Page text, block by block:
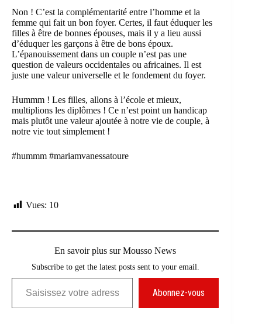
Non ! C’est la complémentarité entre l’homme et la
femme qui fait un bon foyer. Certes, il faut éduquer les
filles à être de bonnes épouses, mais il y a lieu aussi
d’éduquer les garçons à être de bons époux.
L’épanouissement dans un couple n’est pas une
question de valeurs occidentales ou africaines. Il est
juste une valeur universelle et le fondement du foyer.
Hummm ! Les filles, allons à l’école et mieux,
multiplions les diplômes ! Ce n’est point un handicap
mais plutôt une valeur ajoutée à notre vie de couple, à
notre vie tout simplement !
#hummm #mariamvanessatoure
Vues: 10
En savoir plus sur Mousso News
Subscribe to get the latest posts sent to your email.
Saisissez votre adresse e-mail…
Abonnez-vous